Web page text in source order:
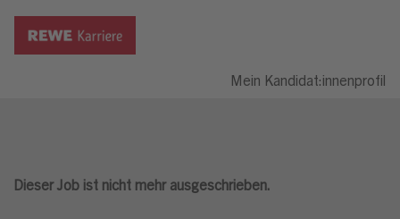
Mein Kandidat:innenprofil
Dieser Job ist nicht mehr ausgeschrieben.